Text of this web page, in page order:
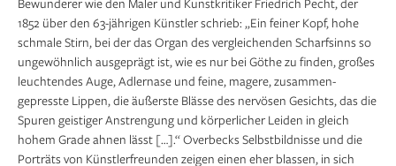
1852 über den 63-jährigen Künstler schrieb: „Ein feiner Kopf, hohe
schmale Stirn, bei der das Organ des vergleichenden Scharfsinns so
ungewöhnlich ausgeprägt ist, wie es nur bei Göthe zu finden, großes
leuchtendes Auge, Adlernase und feine, magere, zusammen­
gepresste Lippen, die äußerste Blässe des nervösen Gesichts, das die
Spuren geistiger Anstrengung und körperlicher Leiden in gleich
hohem Grade ahnen lässt […].“ Overbecks Selbstbildnisse und die
Porträts von Künstlerfreunden zeigen einen eher blassen, in sich